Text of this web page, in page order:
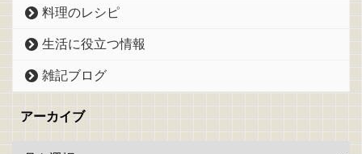
料理のレシピ
生活に役立つ情報
雑記ブログ
アーカイブ